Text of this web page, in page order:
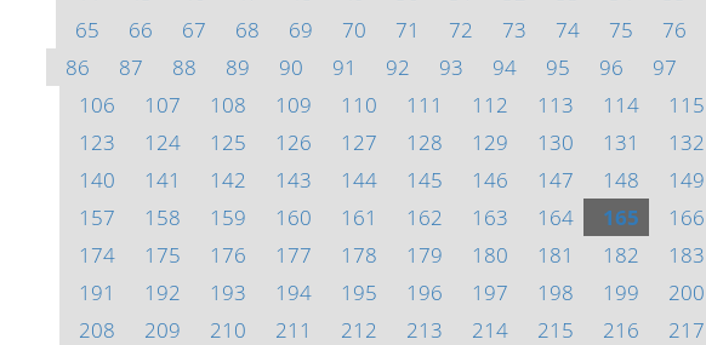
65
66 67 68 69 70 71 72 73 74 75 76
86
87 88 89 90 91 92 93 94 95 96 97
106
107 108 109 110 111 112 113 114 115
123
124 125 126 127 128 129 130 131 132
140
141 142 143 144 145 146 147 148 149
157
158 159 160 161 162 163 164 165 166
174
175 176 177 178 179 180 181 182 183
191
192 193 194 195 196 197 198 199 200
208
209 210 211 212 213 214 215 216 217